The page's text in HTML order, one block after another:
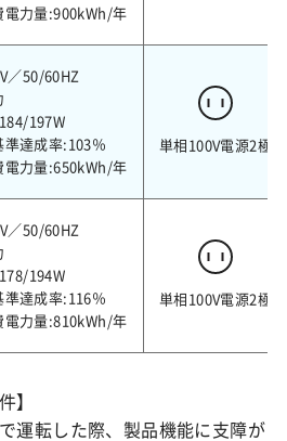
電力量:900kWh/年
／50/60HZ
197W
準達成率:103％
電力量:650kWh/年
単相100V電源2極
／50/60HZ
194W
準達成率:116％
電力量:810kWh/年
単相100V電源2極
】
運転した際、製品機能に支障が